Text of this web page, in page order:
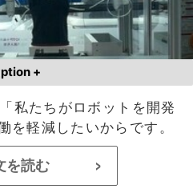
+
私たちがロボットを開発
を軽減したいからです。
を読む >